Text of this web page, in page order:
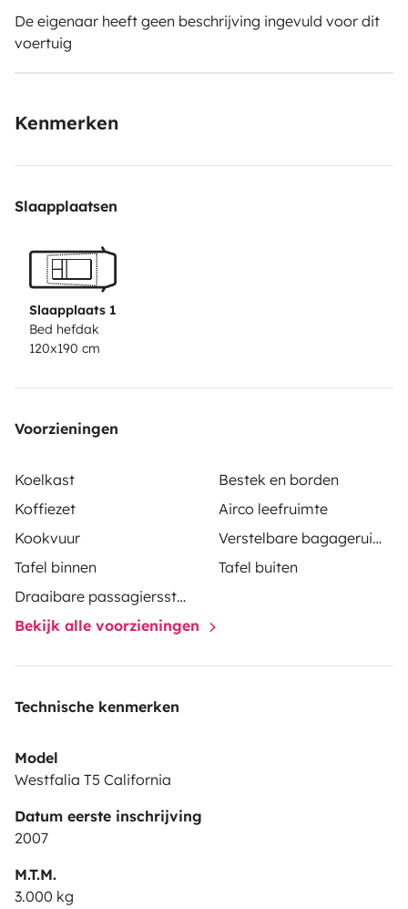
De eigenaar heeft geen beschrijving ingevuld voor dit
voertuig
Kenmerken
Slaapplaatsen
Slaapplaats 1
Bed hefdak
120x190 cm
Voorzieningen
Koelkast
Bestek en borden
Koffiezet
Airco leefruimte
Kookvuur
Verstelbare bagageruimte
Tafel binnen
Tafel buiten
Draaibare passagiersstoel
Bekijk alle voorzieningen
Technische kenmerken
Model
Westfalia T5 California
Datum eerste inschrijving
2007
M.T.M.
3.000 kg